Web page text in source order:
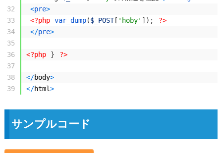
32
33
34
35
36
37
38
39
<pre>
<?php var_dump($_POST[ 'hoby' ] ) ;
?>
</pre>
<?php } ?>
</body>
</html>
サンプルコード